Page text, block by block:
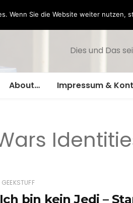
Dies und Das
About… Impressum &
GEEKSTUFF
Ich bin kein Jedi –
Wenn Sie die Website weiter nutzen,